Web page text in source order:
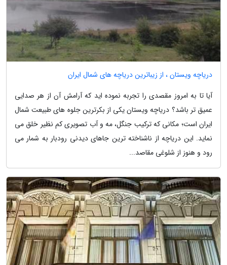
دریاچه ویستان ، از زیباترین دریاچه های شمال ایران
آیا تا به امروز مقصدی را تجربه نموده اید که آرامش آن از هر صدایی
عمیق تر باشد؟ دریاچه ویستان یکی از بکرترین جلوه های طبیعت شمال
ایران است؛ مکانی که ترکیب جنگل، مه و آب تصویری کم نظیر خلق می
نماید. این دریاچه از ناشناخته ترین جاهای دیدنی رودبار به شمار می
رود و هنوز از شلوغی مقاصد...